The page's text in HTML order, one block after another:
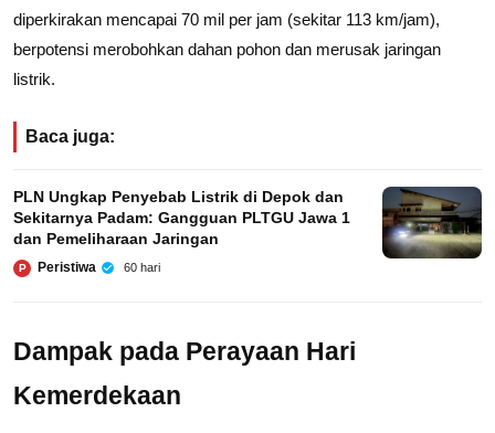
diperkirakan mencapai 70 mil per jam (sekitar 113 km/jam),
berpotensi merobohkan dahan pohon dan merusak jaringan
listrik.
Baca juga:
PLN Ungkap Penyebab Listrik di Depok dan
Sekitarnya Padam: Gangguan PLTGU Jawa 1
dan Pemeliharaan Jaringan
P Peristiwa 60 hari
Dampak pada Perayaan Hari
Kemerdekaan